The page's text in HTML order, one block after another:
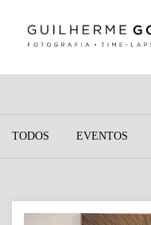
TODOS EVENTOS